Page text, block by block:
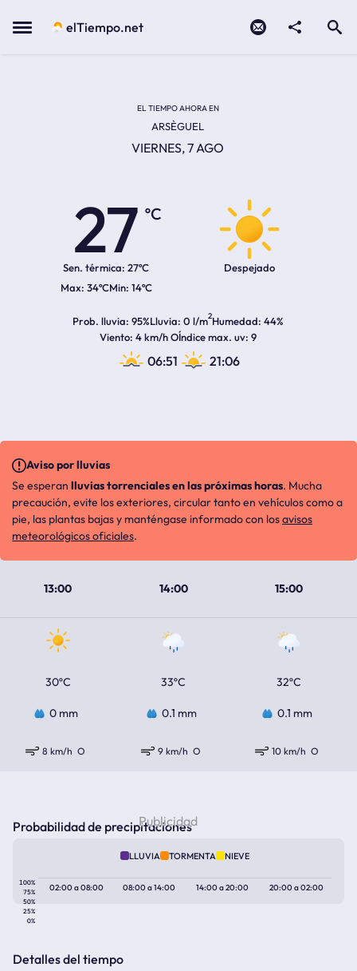
Menu elTiempo.net
EL TIEMPO AHORA EN
ARSÈGUEL
VIERNES, 7 AGO
27
ºC
Sen. térmica: 27ºC
34ºC 14ºC
Despejado
Prob. lluvia 95%Lluvia 0 l/m2Humedad 44%
Viento 4 km/h OÍndice max. uv 9
06:51 21:06
13:00 14:00 15:00
30ºC 33ºC 32ºC
0 mm 0.1 mm 0.1 mm
8 km/h O 9 km/h O 10 km/h O
Aviso por lluvias
Se esperan lluvias torrenciales en las próximas horas. Mucha
precaución, evite los exteriores, circular tanto en vehículos como a
pie, las plantas bajas y manténgase informado con losavisos
meteorológicos oficiales.
Probabilidad de precipitaciones
LLUVIA TORMENTA NIEVE
100%
75%
50%
25%
0%
02:00a08:00 08:00a14:00 14:00a20:00 20:00a02:00
Detalles del tiempo